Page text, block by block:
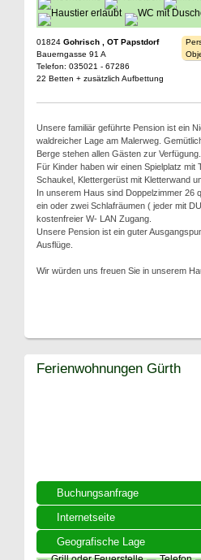
01824 Gohrisch , OT Papstdorf
Bauerngasse 91 A
Telefon: 035021 - 67286
22 Betten + zusätzlich Aufbettung
Unsere familiär geführte Pension ist ein
waldreicher Lage am Malerweg.
Berge stehen allen Gästen zur Verfügung.
Für Kinder haben wir einen Spielplatz mit
Schaukel, Klettergerüst mit Kletterwand
In unserem Haus sind Doppelzimmer 26
ein oder zwei Schlafräumen ( jeder mit
kostenfreier W- LAN Zugang.
Unsere Pension ist ein guter
Ausflüge.
Wir würden uns freuen Sie in unserem
Buchungsanfrage
Internetseite
Geografische Lage
Ferienwohnungen Gürth